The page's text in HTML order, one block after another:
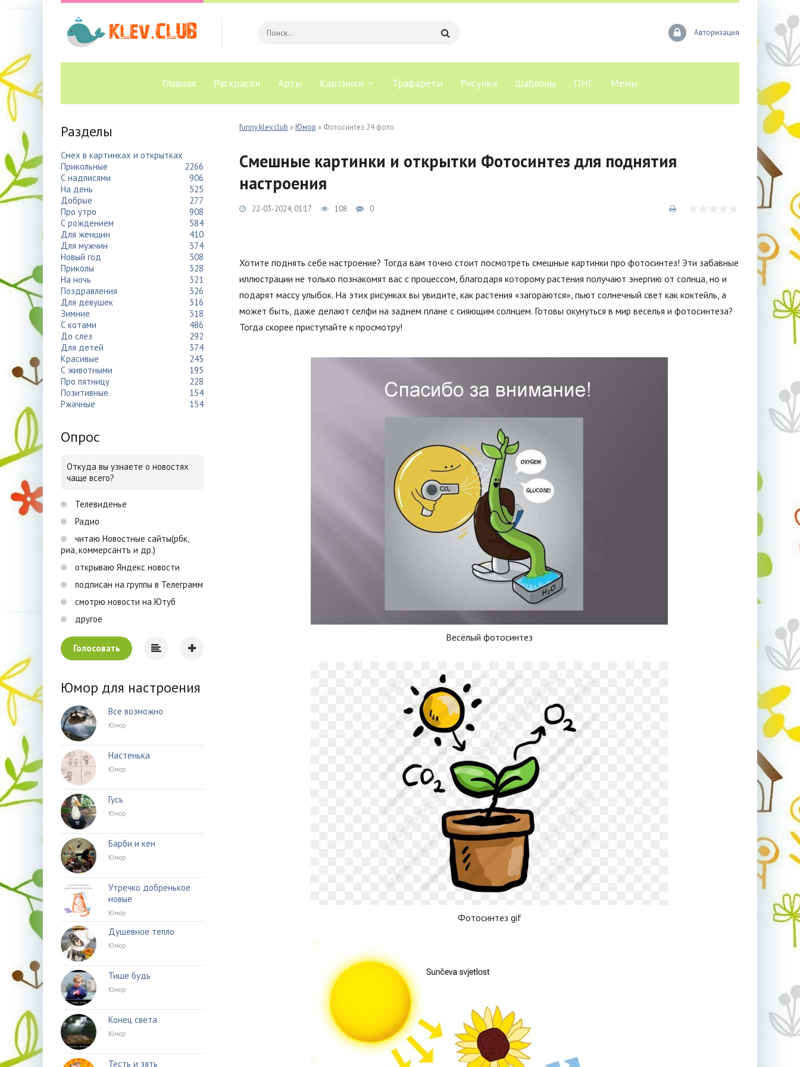
Авторизация
Главная Раскраски Арты Картинки Трафареты Рисунки Шаблоны ПНГ Мемы
funny.klev.club »Юмор » Фотосинтез 24 фото
Смешные картинки и открытки Фотосинтез для поднятия
настроения
22-03-2024, 01:17 108 0
Хотите поднять себе настроение? Тогда вам точно стоит посмотреть смешные картинки про фотосинтез! Эти забавные
иллюстрации не только познакомят вас с процессом, благодаря которому растения получают энергию от солнца, но и
подарят массу улыбок. На этих рисунках вы увидите, как растения «загораются», пьют солнечный свет как коктейль, а
может быть, даже делают селфи на заднем плане с сияющим солнцем. Готовы окунуться в мир веселья и фотосинтеза?
Тогда скорее приступайте к просмотру!
Весёлый фотосинтез
Фотосинтез gif
Разделы
Смех в картинках и открытках
Прикольные
2266
С надписями
906
На день
525
Добрые
277
Про утро
908
С рождением
584
Для женщин
410
Для мужчин
374
Новый год
308
Приколы
328
На ночь
321
Поздравления
326
Для девушек
316
Зимние
318
С котами
486
До слез
292
Для детей
374
Красивые
245
С животными
195
Про пятницу
228
Позитивные
154
Ржачные
154
Опрос
Откуда вы узнаете о новостях
чаще всего?
Телевиденье
Радио
читаю Новостные сайты(рбк,
риа, коммерсантъ и др.)
открываю Яндекс новости
подписан на группы в Телеграмм
смотрю новости на Ютуб
другое
Голосовать
Юмор для настроения
Все возможно
Юмор
Настенька
Юмор
Гусь
Юмор
Барби и кен
Юмор
Утречко добренькое
новые
Юмор
Душевное тепло
Юмор
Тише будь
Юмор
Конец света
Юмор
Тесть и зять